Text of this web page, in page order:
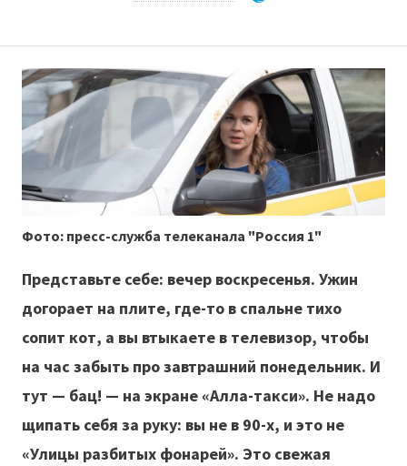
Фото: пресс-служба телеканала "Россия 1"
Представьте себе: вечер воскресенья. Ужин
догорает на плите, где-то в спальне тихо
сопит кот, а вы втыкаете в телевизор, чтобы
на час забыть про завтрашний понедельник. И
тут — бац! — на экране «Алла-такси». Не надо
щипать себя за руку: вы не в 90-х, и это не
«Улицы разбитых фонарей». Это свежая